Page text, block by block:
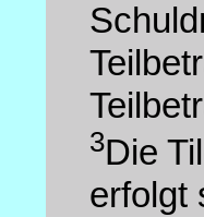
3Die
erfolgt